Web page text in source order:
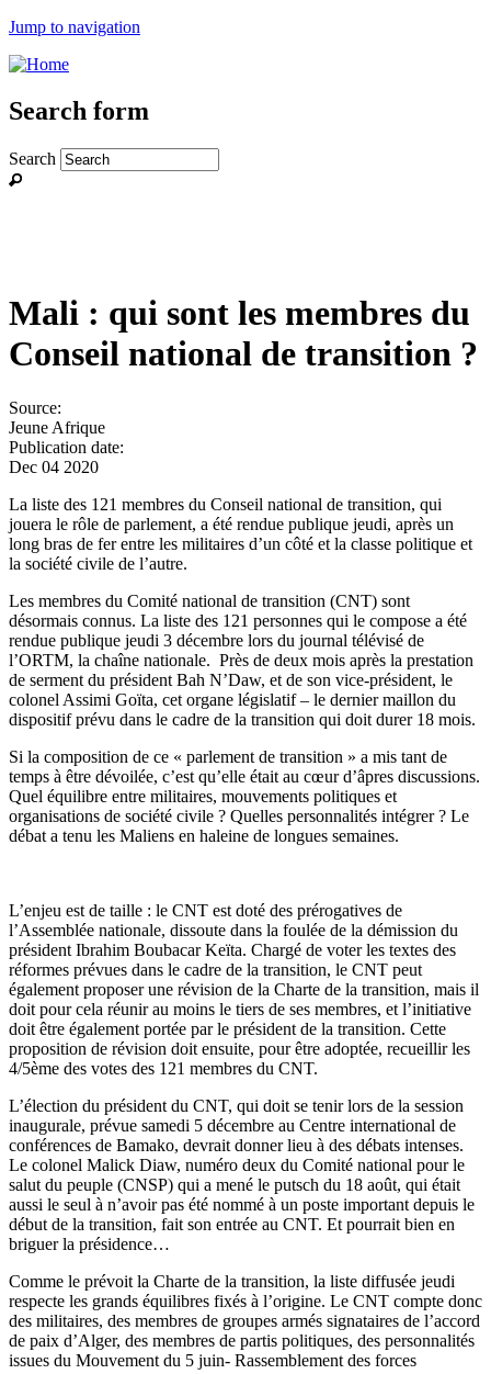
Jump to navigation
Search form
Search
Mali : qui sont les membres du
Conseil national de transition ?
Source:
Jeune Afrique
Publication date:
Dec 04 2020
La liste des 121 membres du Conseil national de transition, qui
jouera le rôle de parlement, a été rendue publique jeudi, après un
long bras de fer entre les militaires d’un côté et la classe politique et
la société civile de l’autre.
Les membres du Comité national de transition (CNT) sont
désormais connus. La liste des 121 personnes qui le compose a été
rendue publique jeudi 3 décembre lors du journal télévisé de
l’ORTM, la chaîne nationale. Près de deux mois après la prestation
de serment du président Bah N’Daw, et de son vice-président, le
colonel Assimi Goïta, cet organe législatif – le dernier maillon du
dispositif prévu dans le cadre de la transition qui doit durer 18 mois.
Si la composition de ce « parlement de transition » a mis tant de
temps à être dévoilée, c’est qu’elle était au cœur d’âpres discussions.
Quel équilibre entre militaires, mouvements politiques et
organisations de société civile ? Quelles personnalités intégrer ? Le
débat a tenu les Maliens en haleine de longues semaines.
L’enjeu est de taille : le CNT est doté des prérogatives de
l’Assemblée nationale, dissoute dans la foulée de la démission du
président Ibrahim Boubacar Keïta. Chargé de voter les textes des
réformes prévues dans le cadre de la transition, le CNT peut
également proposer une révision de la Charte de la transition, mais il
doit pour cela réunir au moins le tiers de ses membres, et l’initiative
doit être également portée par le président de la transition. Cette
proposition de révision doit ensuite, pour être adoptée, recueillir les
4/5ème des votes des 121 membres du CNT.
L’élection du président du CNT, qui doit se tenir lors de la session
inaugurale, prévue samedi 5 décembre au Centre international de
conférences de Bamako, devrait donner lieu à des débats intenses.
Le colonel Malick Diaw, numéro deux du Comité national pour le
salut du peuple (CNSP) qui a mené le putsch du 18 août, qui était
aussi le seul à n’avoir pas été nommé à un poste important depuis le
début de la transition, fait son entrée au CNT. Et pourrait bien en
briguer la présidence…
Comme le prévoit la Charte de la transition, la liste diffusée jeudi
respecte les grands équilibres fixés à l’origine. Le CNT compte donc
des militaires, des membres de groupes armés signataires de l’accord
de paix d’Alger, des membres de partis politiques, des personnalités
issues du Mouvement du 5 juin- Rassemblement des forces